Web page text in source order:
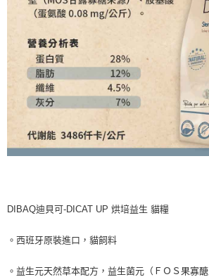
DIBAQ迪貝可-DICAT UP 烘培益生 貓糧
。西班牙原裝進口，貓飼料
。益生元天然草本配方，益生菌元（ＦＯＳ果寡